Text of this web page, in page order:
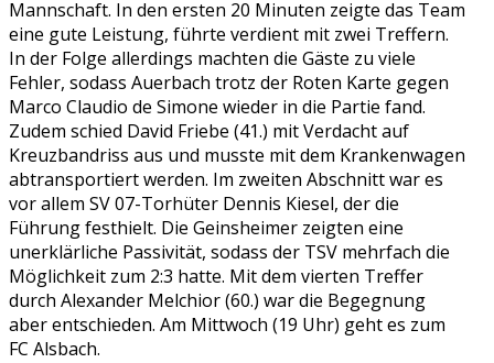
Mannschaft. In den ersten 20 Minuten zeigte das Team
eine gute Leistung, führte verdient mit zwei Treffern.
In der Folge allerdings machten die Gäste zu viele
Fehler, sodass Auerbach trotz der Roten Karte gegen
Marco Claudio de Simone wieder in die Partie fand.
Zudem schied David Friebe (41.) mit Verdacht auf
Kreuzbandriss aus und musste mit dem Krankenwagen
abtransportiert werden. Im zweiten Abschnitt war es
vor allem SV 07-Torhüter Dennis Kiesel, der die
Führung festhielt. Die Geinsheimer zeigten eine
unerklärliche Passivität, sodass der TSV mehrfach die
Möglichkeit zum 2:3 hatte. Mit dem vierten Treffer
durch Alexander Melchior (60.) war die Begegnung
aber entschieden. Am Mittwoch (19 Uhr) geht es zum
FC Alsbach.